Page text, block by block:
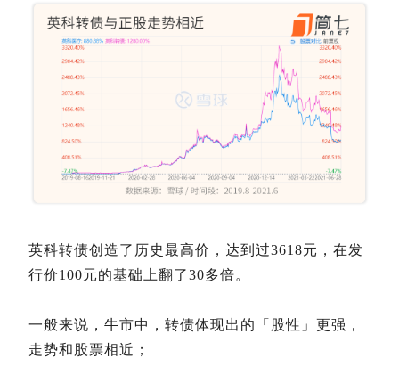
英科转债创造了历史最高价，达到过3618元，在发
行价100元的基础上翻了30多倍。
一般来说，牛市中，转债体现出的「股性」更强，
走势和股票相近；